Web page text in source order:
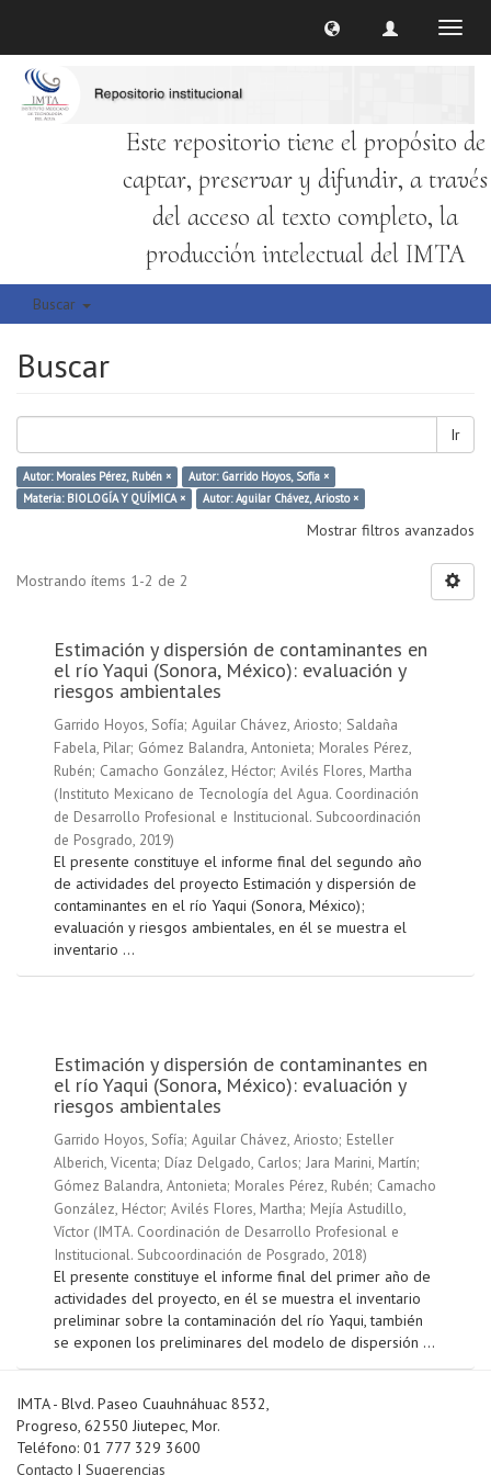
Este repositorio tiene el propósito de
captar, preservar y difundir, a través
del acceso al texto completo, la
producción intelectual del IMTA
Buscar
Buscar
Ir
Autor: Morales Pérez, Rubén ×
Autor: Garrido Hoyos, Sofía ×
Materia: BIOLOGÍA Y QUÍMICA ×
Autor: Aguilar Chávez, Ariosto ×
Mostrar filtros avanzados
Mostrando ítems 1-2 de 2
Estimación y dispersión de contaminantes en
el río Yaqui (Sonora, México): evaluación y
riesgos ambientales
Garrido Hoyos, Sofía; Aguilar Chávez, Ariosto; Saldaña
Fabela, Pilar; Gómez Balandra, Antonieta; Morales Pérez,
Rubén; Camacho González, Héctor; Avilés Flores, Martha
(Instituto Mexicano de Tecnología del Agua. Coordinación
de Desarrollo Profesional e Institucional. Subcoordinación
de Posgrado, 2019)
El presente constituye el informe final del segundo año
de actividades del proyecto Estimación y dispersión de
contaminantes en el río Yaqui (Sonora, México);
evaluación y riesgos ambientales, en él se muestra el
inventario ...
Estimación y dispersión de contaminantes en
el río Yaqui (Sonora, México): evaluación y
riesgos ambientales
Garrido Hoyos, Sofía; Aguilar Chávez, Ariosto; Esteller
Alberich, Vicenta; Díaz Delgado, Carlos; Jara Marini, Martín;
Gómez Balandra, Antonieta; Morales Pérez, Rubén; Camacho
González, Héctor; Avilés Flores, Martha; Mejía Astudillo,
Víctor (IMTA. Coordinación de Desarrollo Profesional e
Institucional. Subcoordinación de Posgrado, 2018)
El presente constituye el informe final del primer año de
actividades del proyecto, en él se muestra el inventario
preliminar sobre la contaminación del río Yaqui, también
se exponen los preliminares del modelo de dispersión ...
IMTA - Blvd. Paseo Cuauhnáhuac 8532,
Progreso, 62550 Jiutepec, Mor.
Teléfono: 01 777 329 3600
Contacto | Sugerencias